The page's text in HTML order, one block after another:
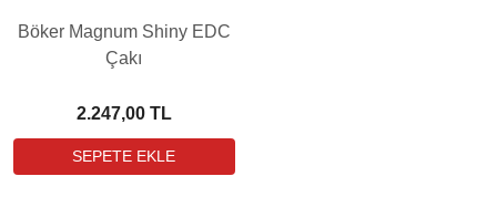
Böker Magnum Shiny EDC
Çakı
2.247,00 TL